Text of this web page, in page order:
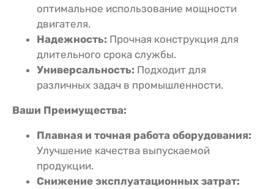
оптимальное использование мощности
двигателя.
Надежность: Прочная конструкция для
длительного срока службы.
Универсальность: Подходит для
различных задач в промышленности.
Ваши Преимущества:
Плавная и точная работа оборудования:
Улучшение качества выпускаемой
продукции.
Снижение эксплуатационных затрат: